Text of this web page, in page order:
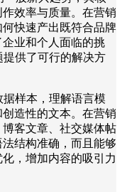
效率与质量。在营销
快速产出既符合品牌
业和个人面临的挑
供了可行的解决方
样本，理解语言模
造性的文本。在营销
客文章、社交媒体帖
结构准确，而且能够
，增加内容的吸引力